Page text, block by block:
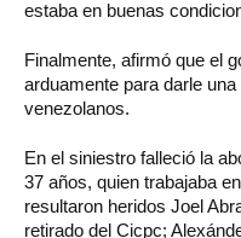
estaba en buenas
Finalmente, afirmó que el
arduamente para darle
venezolanos.
En el siniestro falleció la
37 años, quien trabajaba
resultaron heridos Joel
retirado del Cicpc;